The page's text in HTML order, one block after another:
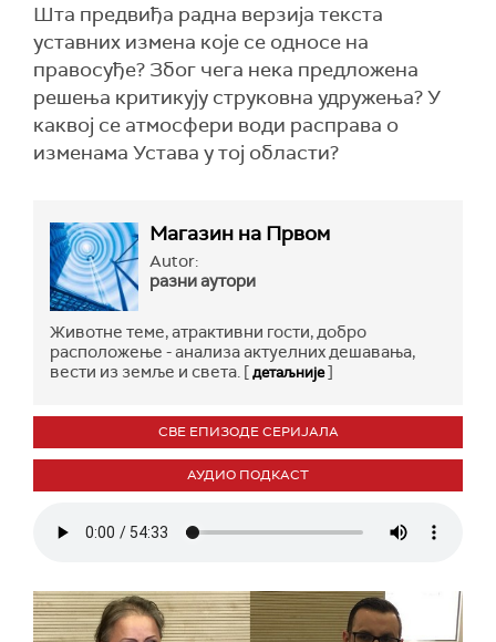
Шта предвиђа радна верзија текста
уставних измена које се односе на
правосуђе? Због чега нека предложена
решења критикују струковна удружења? У
каквој се атмосфери води расправа о
изменама Устава у тој области?
Магазин на Првом
Autor:
разни аутори
Животне теме, атрактивни гости, добро
расположење - анализа актуелних дешавања,
вести из земље и света. [детаљније]
СВЕ ЕПИЗОДЕ СЕРИЈАЛА
АУДИО ПОДКАСТ